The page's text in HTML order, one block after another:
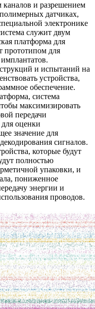
и разрешением
датчиках,
электронике
служит двум
платформа для
прототипом для
и испытаний на
устройства,
обеспечение.
система
максимизировать
передачи
оценки
значение для
сигналов.
которые будут
полностью
упаковки, и
пониженное
энергии и
проводов.